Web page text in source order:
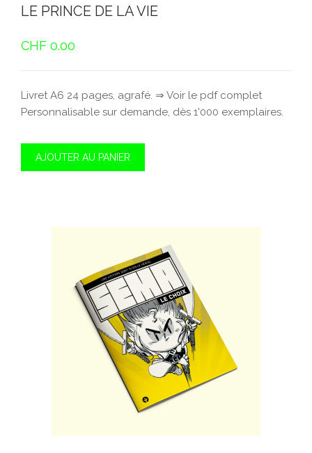
LE PRINCE DE LA VIE
CHF 0.00
Livret A6 24 pages, agrafé. ⇒ Voir le pdf complet
Personnalisable sur demande, dès 1'000 exemplaires.
AJOUTER AU PANIER